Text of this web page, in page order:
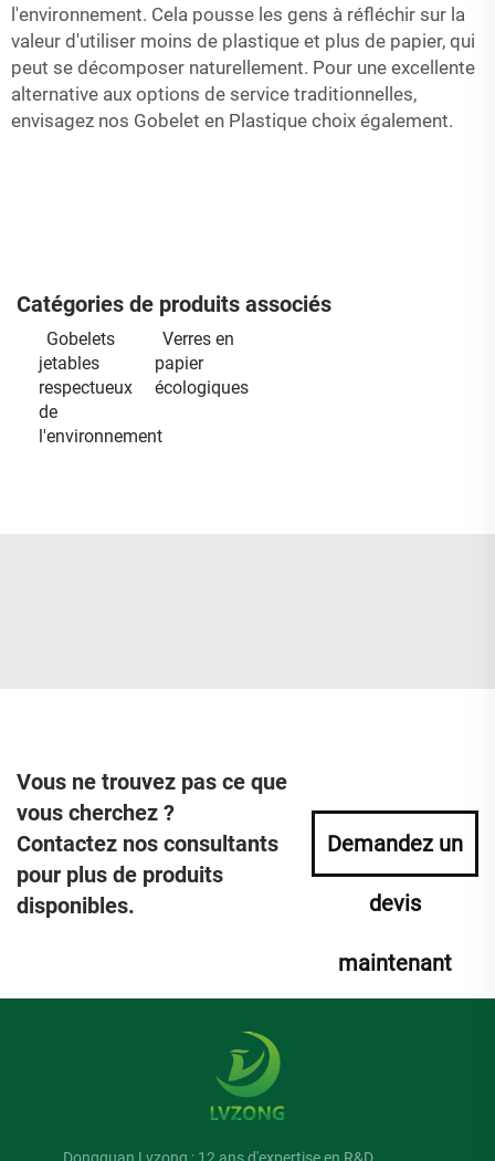
l'environnement. Cela pousse les gens à réfléchir sur la
valeur d'utiliser moins de plastique et plus de papier, qui
peut se décomposer naturellement. Pour une excellente
alternative aux options de service traditionnelles,
envisagez nos Gobelet en Plastique choix également.
Catégories de produits associés
Gobelets
jetables
respectueux
de
l'environnement
Verres en
papier
écologiques
Vous ne trouvez pas ce que
vous cherchez ?
Contactez nos consultants
pour plus de produits
disponibles.
Demandez un
devis
maintenant